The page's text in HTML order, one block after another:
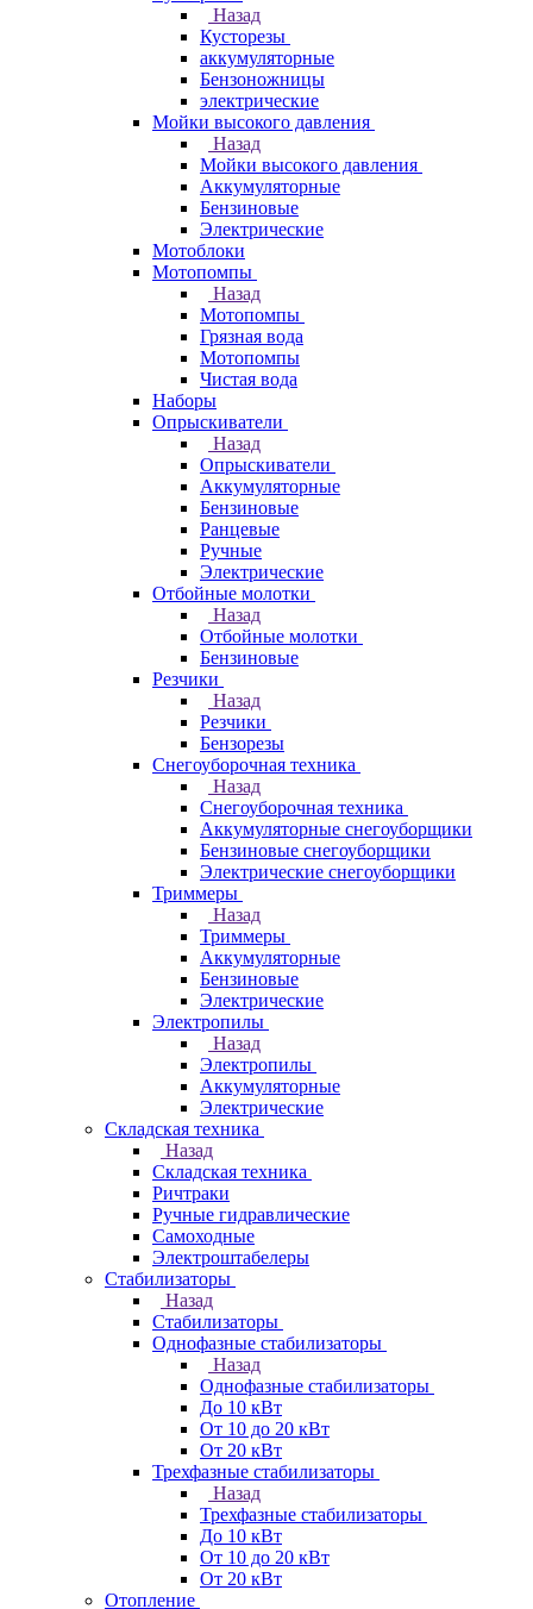
Назад
Кусторезы
аккумуляторные
Бензоножницы
электрические
Мойки высокого давления
Назад
Мойки высокого давления
Аккумуляторные
Бензиновые
Электрические
Мотоблоки
Мотопомпы
Назад
Мотопомпы
Грязная вода
Мотопомпы
Чистая вода
Наборы
Опрыскиватели
Назад
Опрыскиватели
Аккумуляторные
Бензиновые
Ранцевые
Ручные
Электрические
Отбойные молотки
Назад
Отбойные молотки
Бензиновые
Резчики
Назад
Резчики
Бензорезы
Снегоуборочная техника
Назад
Снегоуборочная техника
Аккумуляторные снегоуборщики
Бензиновые снегоуборщики
Электрические снегоуборщики
Триммеры
Назад
Триммеры
Аккумуляторные
Бензиновые
Электрические
Электропилы
Назад
Электропилы
Аккумуляторные
Электрические
Складская техника
Назад
Складская техника
Ричтраки
Ручные гидравлические
Самоходные
Электроштабелеры
Стабилизаторы
Назад
Стабилизаторы
Однофазные стабилизаторы
Назад
Однофазные стабилизаторы
До 10 кВт
От 10 до 20 кВт
От 20 кВт
Трехфазные стабилизаторы
Назад
Трехфазные стабилизаторы
До 10 кВт
От 10 до 20 кВт
От 20 кВт
Отопление